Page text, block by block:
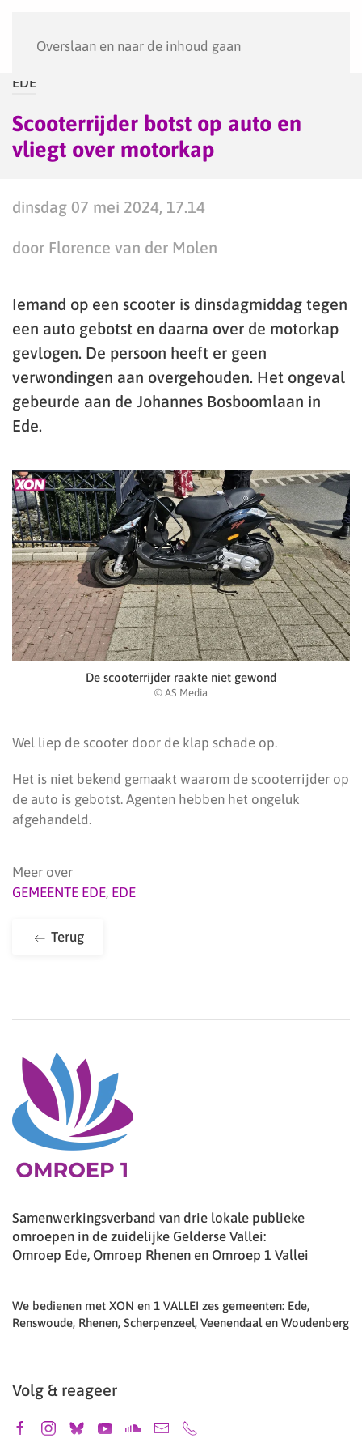
Overslaan en naar de inhoud gaan
EDE
Scooterrijder botst op auto en
vliegt over motorkap
dinsdag 07 mei 2024, 17.14
door Florence van der Molen
Iemand op een scooter is dinsdagmiddag tegen
een auto gebotst en daarna over de motorkap
gevlogen. De persoon heeft er geen
verwondingen aan overgehouden. Het ongeval
gebeurde aan de Johannes Bosboomlaan in
Ede.
De scooterrijder raakte niet gewond
© AS Media
Wel liep de scooter door de klap schade op.
Het is niet bekend gemaakt waarom de scooterrijder op
de auto is gebotst. Agenten hebben het ongeluk
afgehandeld.
Meer over
GEMEENTE EDE, EDE
Terug
Samenwerkingsverband van drie lokale publieke
omroepen in de zuidelijke Gelderse Vallei:
Omroep Ede, Omroep Rhenen en Omroep 1 Vallei
We bedienen met XON en 1 VALLEI zes gemeenten: Ede,
Renswoude, Rhenen, Scherpenzeel, Veenendaal en Woudenberg
Volg & reageer